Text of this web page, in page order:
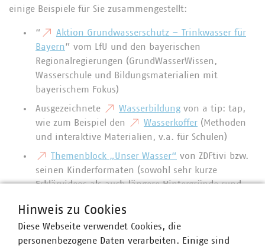
einige Beispiele für Sie zusammengestellt:
“
Aktion Grundwasserschutz – Trinkwasser für
Bayern” vom LfU und den bayerischen
Regionalregierungen (GrundWasserWissen,
Wasserschule und Bildungsmaterialien mit
bayerischem Fokus)
Ausgezeichnete
Wasserbildung von a tip: tap,
wie zum Beispiel den
Wasserkoffer (Methoden
und interaktive Materialien, v.a. für Schulen)
Themenblock „Unser Wasser“ von ZDFtivi bzw.
seinen Kinderformaten (sowohl sehr kurze
Erklärvideos als auch längere Hintergründe rund
Wasser”mit vielen verschiedenen Videos
Hinweis zu Cookies
Diese Webseite verwendet Cookies, die
personenbezogene Daten verarbeiten. Einige sind